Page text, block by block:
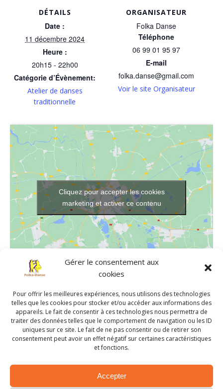
Gérer le consentement aux
cookies
Pour offrir les meilleures expériences, nous utilisons des technologies
telles que les cookies pour stocker et/ou accéder aux informations des
appareils. Le fait de consentir à ces technologies nous permettra de
traiter des données telles que le comportement de navigation ou les ID
uniques sur ce site. Le fait de ne pas consentir ou de retirer son
consentement peut avoir un effet négatif sur certaines caractéristiques
et fonctions.
Accepter
DÉTAILS
Date :
11 décembre 2024
Heure :
20h15 - 22h00
Catégorie d’Évènement:
Atelier de danses
traditionnelle
ORGANISATEUR
Folka Danse
Téléphone
06 99 01 95 97
E-mail
folka.danse@gmail.com
Voir le site Organisateur
Salle de danse de Chavagnes-en-Paillers
639 rue Jean de Suzannet
Chavagnes-en-Paillers, 85250 France + Google Map
Cliquez pour accepter les cookies
marketing et activer ce contenu
Atelier de danses traditionnelles Atelier de danses traditionnelles